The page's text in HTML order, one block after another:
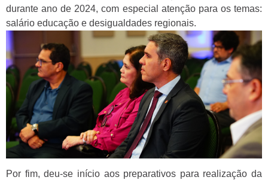
durante ano de 2024, com especial atenção para os temas:
salário educação e desigualdades regionais.
Por fim, deu-se início aos preparativos para realização da